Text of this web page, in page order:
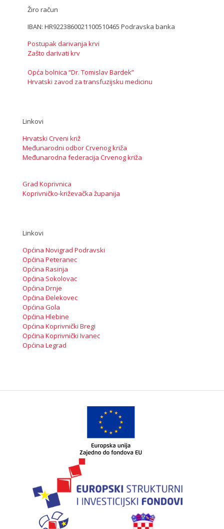
Žiro račun
IBAN: HR9223860021100510465 Podravska banka
Postupak darivanja krvi
Zašto darivati krv
Opća bolnica “Dr. Tomislav Bardek”
Hrvatski zavod za transfuzijsku medicinu
Linkovi
Hrvatski Crveni križ
Međunarodni odbor Crvenog križa
Međunarodna federacija Crvenog križa
Grad Koprivnica
Koprivničko-križevačka županija
Linkovi
Općina Novigrad Podravski
Općina Peteranec
Općina Rasinja
Općina Sokolovac
Općina Drnje
Općina Đelekovec
Općina Gola
Općina Hlebine
Općina Koprivnički Bregi
Općina Koprivnički Ivanec
Općina Legrad